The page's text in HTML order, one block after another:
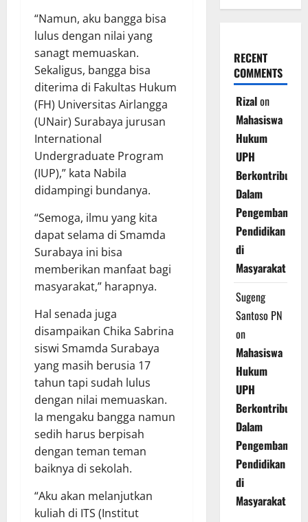
“Namun, aku bangga bisa
lulus dengan nilai yang
sanagt memuaskan.
Sekaligus, bangga bisa
diterima di Fakultas Hukum
(FH) Universitas Airlangga
(UNair) Surabaya jurusan
International
Undergraduate Program
(IUP),” kata Nabila
didampingi bundanya.
“Semoga, ilmu yang kita
dapat selama di Smamda
Surabaya ini bisa
memberikan manfaat bagi
masyarakat,” harapnya.
Hal senada juga
disampaikan Chika Sabrina
siswi Smamda Surabaya
yang masih berusia 17
tahun tapi sudah lulus
dengan nilai memuaskan.
Ia mengaku bangga namun
sedih harus berpisah
dengan teman teman
baiknya di sekolah.
“Aku akan melanjutkan
kuliah di ITS (Institut
RECENT
COMMENTS
Rizalon
Mahasiswa
Hukum
UPH
Berkontribusi
Dalam
Pengembangan
Pendidikan
di
Masyarakat
Sugeng
Santoso PN
on
Mahasiswa
Hukum
UPH
Berkontribusi
Dalam
Pengembangan
Pendidikan
di
Masyarakat